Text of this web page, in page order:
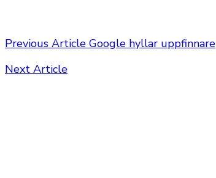
Previous Article Google hyllar uppfinnare
Next Article